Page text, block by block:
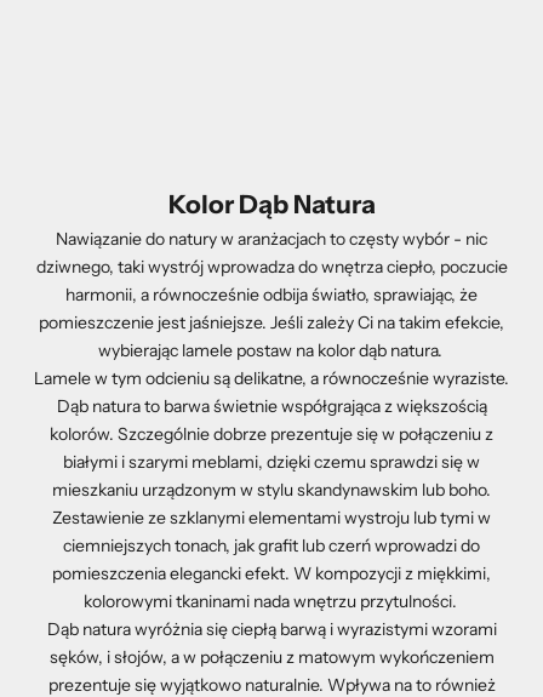
Kolor Dąb Natura
Nawiązanie do natury w aranżacjach to częsty wybór - nic
dziwnego, taki wystrój wprowadza do wnętrza ciepło, poczucie
harmonii, a równocześnie odbija światło, sprawiając, że
pomieszczenie jest jaśniejsze. Jeśli zależy Ci na takim efekcie,
wybierając lamele postaw na kolor dąb natura.
Lamele w tym odcieniu są delikatne, a równocześnie wyraziste.
Dąb natura to barwa świetnie współgrająca z większością
kolorów. Szczególnie dobrze prezentuje się w połączeniu z
białymi i szarymi meblami, dzięki czemu sprawdzi się w
mieszkaniu urządzonym w stylu skandynawskim lub boho.
Zestawienie ze szklanymi elementami wystroju lub tymi w
ciemniejszych tonach, jak grafit lub czerń wprowadzi do
pomieszczenia elegancki efekt. W kompozycji z miękkimi,
kolorowymi tkaninami nada wnętrzu przytulności.
Dąb natura wyróżnia się ciepłą barwą i wyrazistymi wzorami
sęków, i słojów, a w połączeniu z matowym wykończeniem
prezentuje się wyjątkowo naturalnie. Wpływa na to również